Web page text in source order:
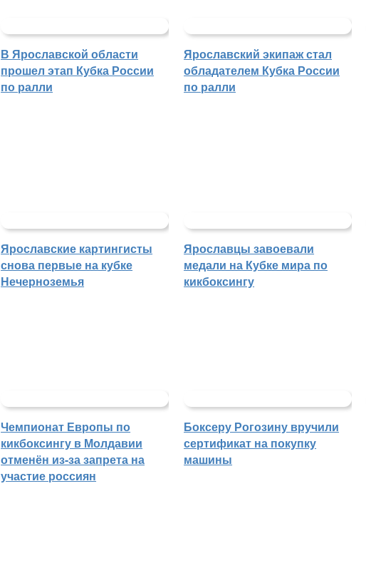
В Ярославской области
прошел этап Кубка России
по ралли
Ярославский экипаж стал
обладателем Кубка России
по ралли
Ярославские картингисты
снова первые на кубке
Нечерноземья
Ярославцы завоевали
медали на Кубке мира по
кикбоксингу
Чемпионат Европы по
кикбоксингу в Молдавии
отменён из-за запрета на
участие россиян
Боксеру Рогозину вручили
сертификат на покупку
машины